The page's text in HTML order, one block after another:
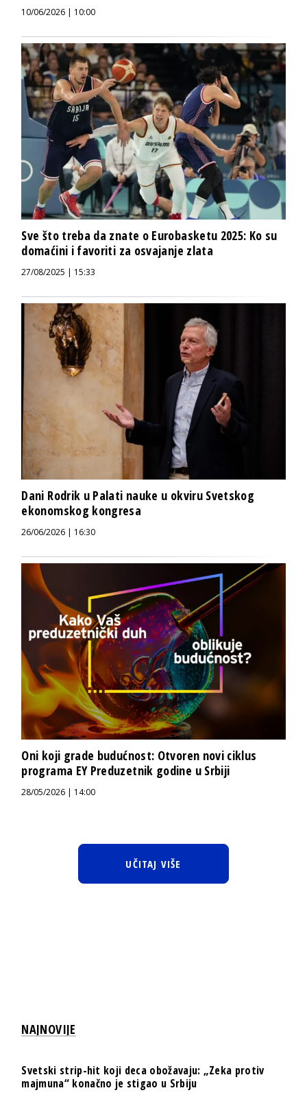
10/06/2026 | 10:00
Sve što treba da znate o Eurobasketu 2025: Ko su
domaćini i favoriti za osvajanje zlata
27/08/2025 | 15:33
Dani Rodrik u Palati nauke u okviru Svetskog
ekonomskog kongresa
26/06/2026 | 16:30
Oni koji grade budućnost: Otvoren novi ciklus
programa EY Preduzetnik godine u Srbiji
28/05/2026 | 14:00
UČITAJ VIŠE
NAJNOVIJE
Svetski strip-hit koji deca obožavaju: „Zeka protiv
majmuna“ konačno je stigao u Srbiju